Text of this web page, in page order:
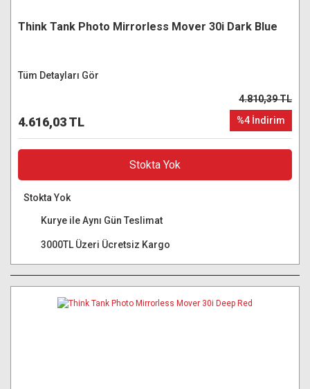
Think Tank Photo Mirrorless Mover 30i Dark Blue
Tüm Detayları Gör
4.616,03 TL
4.810,39 TL
%4 İndirim
Stokta Yok
Stokta Yok
Kurye ile Aynı Gün Teslimat
3000TL Üzeri Ücretsiz Kargo